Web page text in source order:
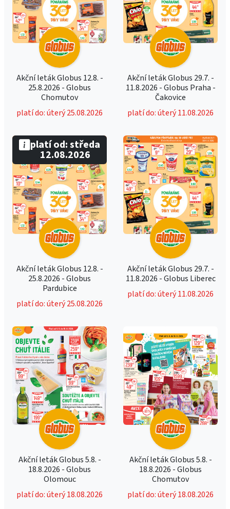
Akční leták Globus 12.8. -
25.8.2026 - Globus
Chomutov
platí do: úterý 25.08.2026
Akční leták Globus 29.7. -
11.8.2026 - Globus Praha -
Čakovice
platí do: úterý 11.08.2026
Akční leták Globus 12.8. -
25.8.2026 - Globus
Pardubice
platí do: úterý 25.08.2026
platí od: středa
12.08.2026
Akční leták Globus 29.7. -
11.8.2026 - Globus Liberec
platí do: úterý 11.08.2026
Akční leták Globus 5.8. -
18.8.2026 - Globus
Olomouc
platí do: úterý 18.08.2026
Akční leták Globus 5.8. -
18.8.2026 - Globus
Chomutov
platí do: úterý 18.08.2026